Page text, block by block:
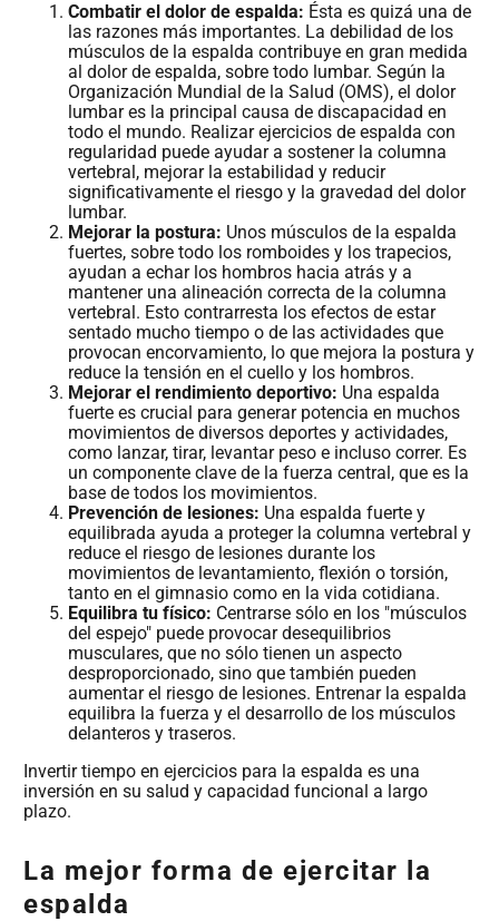
Combatir el dolor de espalda: Ésta es quizá una de
las razones más importantes. La debilidad de los
músculos de la espalda contribuye en gran medida
al dolor de espalda, sobre todo lumbar. Según la
Organización Mundial de la Salud (OMS), el dolor
lumbar es la principal causa de discapacidad en
todo el mundo. Realizar ejercicios de espalda con
regularidad puede ayudar a sostener la columna
vertebral, mejorar la estabilidad y reducir
significativamente el riesgo y la gravedad del dolor
lumbar.
Mejorar la postura: Unos músculos de la espalda
fuertes, sobre todo los romboides y los trapecios,
ayudan a echar los hombros hacia atrás y a
mantener una alineación correcta de la columna
vertebral. Esto contrarresta los efectos de estar
sentado mucho tiempo o de las actividades que
provocan encorvamiento, lo que mejora la postura y
reduce la tensión en el cuello y los hombros.
Mejorar el rendimiento deportivo: Una espalda
fuerte es crucial para generar potencia en muchos
movimientos de diversos deportes y actividades,
como lanzar, tirar, levantar peso e incluso correr. Es
un componente clave de la fuerza central, que es la
base de todos los movimientos.
Prevención de lesiones: Una espalda fuerte y
equilibrada ayuda a proteger la columna vertebral y
reduce el riesgo de lesiones durante los
movimientos de levantamiento, flexión o torsión,
tanto en el gimnasio como en la vida cotidiana.
Equilibra tu físico: Centrarse sólo en los "músculos
del espejo" puede provocar desequilibrios
musculares, que no sólo tienen un aspecto
desproporcionado, sino que también pueden
aumentar el riesgo de lesiones. Entrenar la espalda
equilibra la fuerza y el desarrollo de los músculos
delanteros y traseros.
Invertir tiempo en ejercicios para la espalda es una
inversión en su salud y capacidad funcional a largo
plazo.
La mejor forma de ejercitar la
espalda